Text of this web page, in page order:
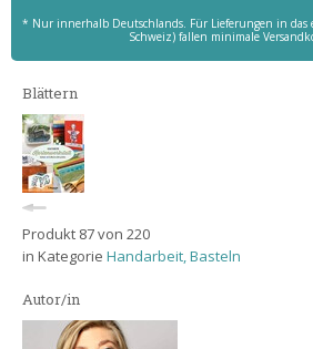
* Nur innerhalb Deutschlands. Für Lieferungen in das
Schweiz) fallen minimale
Blättern
Produkt 87 von 220
in Kategorie Handarbeit, Basteln
Autor/in